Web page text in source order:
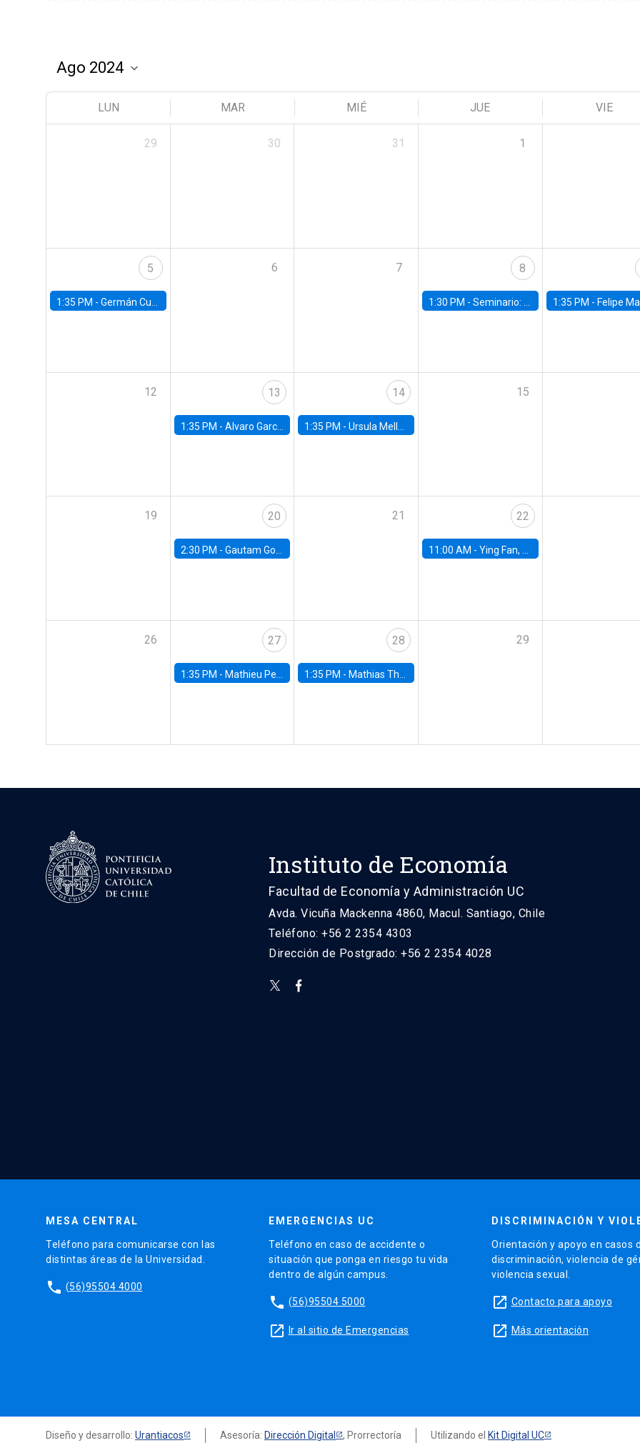
LUN MAR MIÉ JUE VIE
29 30 31 1
5
1:35 PM - Germán Cubas, University of Houston
6 7 8
1:30 PM -Seminario: “Recuperando la humanidad para progresar en la era de la IA» 1:35 PM - Felipe Martínez, alumno Doctorado en
12 13
1:35 PM - Alvaro Garcia-Marin, Universidad de Los Andes
14
1:35 PM -Ursula Mello, Insper - Institute of Education and Research
15
19 20
2:30 PM - Gautam Gowrisankaran, Columbia University
21 22
11:00 AM -Ying Fan, University of Michigan
26 27
1:35 PM - Mathieu Pedemonte, IDB
28
1:35 PM - Mathias Thoenig, University of Lausanne
29
Instituto de Economía
Facultad de Economía y Administración UC
Avda. Vicuña Mackenna 4860, Macul. Santiago, Chile
Teléfono: +56 2 2354 4303
Dirección de Postgrado: +56 2 2354 4028
MESA CENTRAL
Teléfono para comunicarse con las
distintas áreas de la Universidad.
phone (56)95504 4000
EMERGENCIAS UC
Teléfono en caso de accidente o
situación que ponga en riesgo tu vida
dentro de algún campus.
phone (56)95504 5000
launch Ir al sitio de Emergencias
DISCRIMINACIÓN Y
Orientación y apoyo en casos
discriminación, violencia de
violencia sexual.
launch Contacto para apoyo
launch Más orientación
Diseño y desarrollo: Urantiacos Asesoría: Dirección Digital , Prorrectoría Utilizando el Kit Digital UC